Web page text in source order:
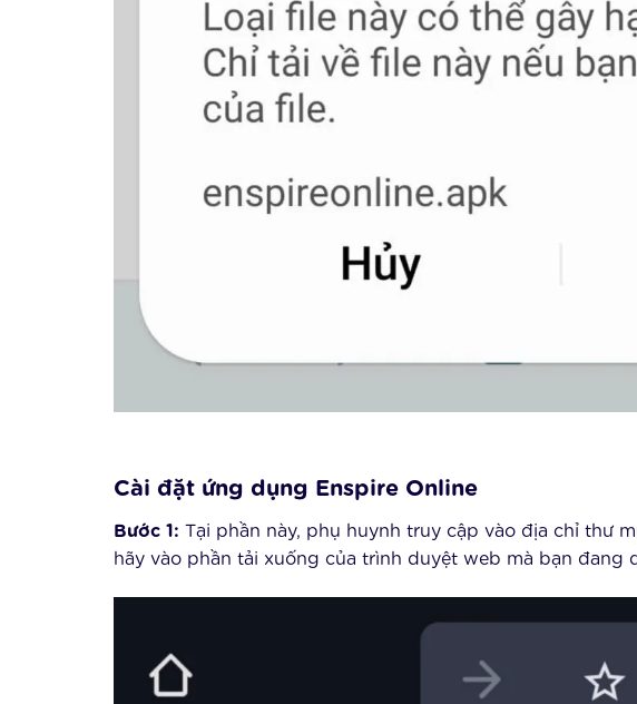
Cài đặt ứng dụng Enspire Online
Bước 1: Tại phần này, phụ huynh truy cập vào địa chỉ thư
hãy vào phần tải xuống của trình duyệt web mà bạn đang